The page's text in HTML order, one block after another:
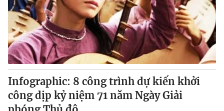
VTV Sức khoẻ Bất động sản
Thị trường 24h Tấm lòng Việt
VTV4 Vươn mình bằng AI
VTV9
Infographic: 8 công trình dự kiến khởi
công dịp kỷ niệm 71 năm Ngày Giải